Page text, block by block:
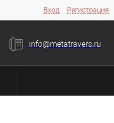
Вход Регистрация
info@metatravers.ru